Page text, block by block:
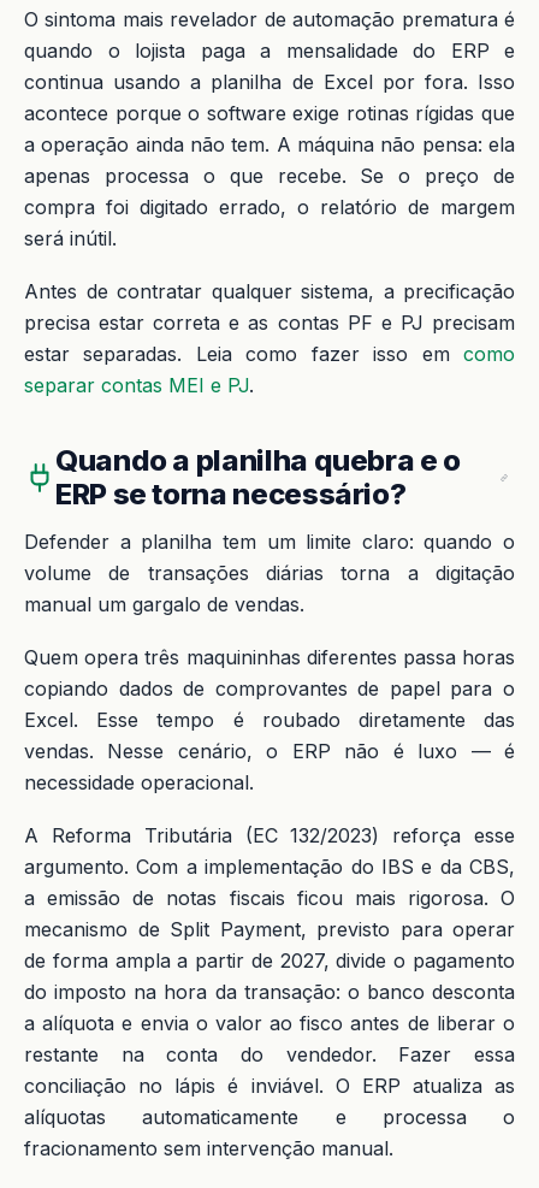
O sintoma mais revelador de automação prematura é
quando o lojista paga a mensalidade do ERP e
continua usando a planilha de Excel por fora. Isso
acontece porque o software exige rotinas rígidas que
a operação ainda não tem. A máquina não pensa: ela
apenas processa o que recebe. Se o preço de
compra foi digitado errado, o relatório de margem
será inútil.
Antes de contratar qualquer sistema, a precificação
precisa estar correta e as contas PF e PJ precisam
estar separadas. Leia como fazer isso em como
separar contas MEI e PJ.
Quando a planilha quebra e o
ERP se torna necessário?
Defender a planilha tem um limite claro: quando o
volume de transações diárias torna a digitação
manual um gargalo de vendas.
Quem opera três maquininhas diferentes passa horas
copiando dados de comprovantes de papel para o
Excel. Esse tempo é roubado diretamente das
vendas. Nesse cenário, o ERP não é luxo — é
necessidade operacional.
A Reforma Tributária (EC 132/2023) reforça esse
argumento. Com a implementação do IBS e da CBS,
a emissão de notas fiscais ficou mais rigorosa. O
mecanismo de Split Payment, previsto para operar
de forma ampla a partir de 2027, divide o pagamento
do imposto na hora da transação: o banco desconta
a alíquota e envia o valor ao fisco antes de liberar o
restante na conta do vendedor. Fazer essa
conciliação no lápis é inviável. O ERP atualiza as
alíquotas automaticamente e processa o
fracionamento sem intervenção manual.